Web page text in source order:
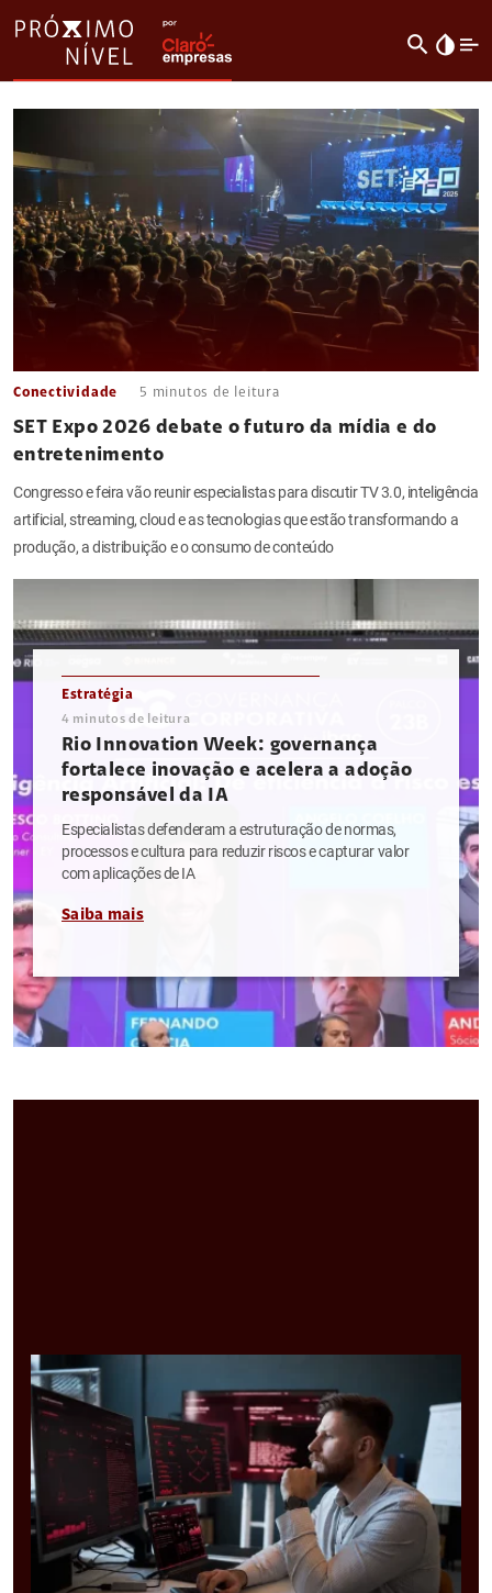
search invert_colors
Conectividade 5 minutos de leitura
SET Expo 2026 debate o futuro da mídia e do
entretenimento
Congresso e feira vão reunir especialistas para discutir TV 3.0, inteligência
artificial, streaming, cloud e as tecnologias que estão transformando a
produção, a distribuição e o consumo de conteúdo
Estratégia
4 minutos de leitura
Rio Innovation Week: governança
fortalece inovação e acelera a adoção
responsável da IA
Especialistas defenderam a estruturação de normas,
processos e cultura para reduzir riscos e capturar valor
com aplicações de IA
Saiba mais